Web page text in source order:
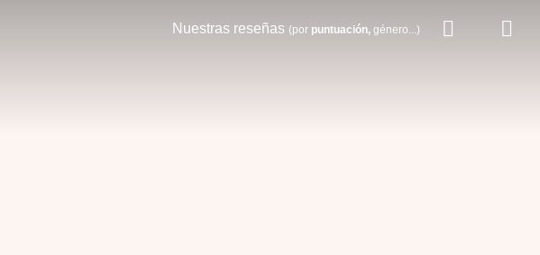
Nuestras reseñas (por puntuación, género...)